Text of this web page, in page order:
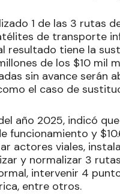
1 de las 3 rutas
de transporte
resultado tiene la
de los $10 mil
sin avance serán
el caso de
año 2025, indicó
funcionamiento y
actores viales,
y normalizar 3
intervenir 4
entre otros.